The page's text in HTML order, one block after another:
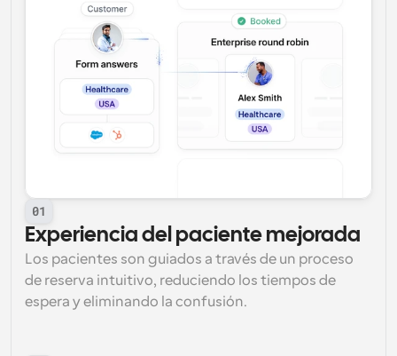
01
Experiencia del paciente mejorada
Los pacientes son guiados a través de un proceso
de reserva intuitivo, reduciendo los tiempos de
espera y eliminando la confusión.